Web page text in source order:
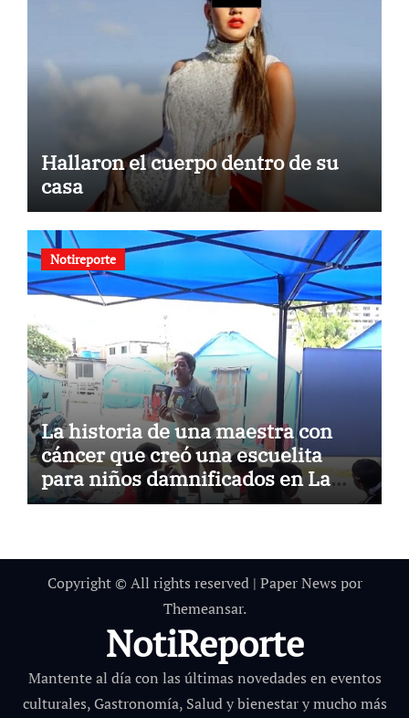
Hallaron el cuerpo dentro de su
casa
Notireporte
La historia de una maestra con
cáncer que creó una escuelita
para niños damnificados en La
Guaira
Copyright © All rights reserved | Paper News por
Themeansar.
NotiReporte
Mantente al día con las últimas novedades en eventos
culturales, Gastronomía, Salud y bienestar y mucho más